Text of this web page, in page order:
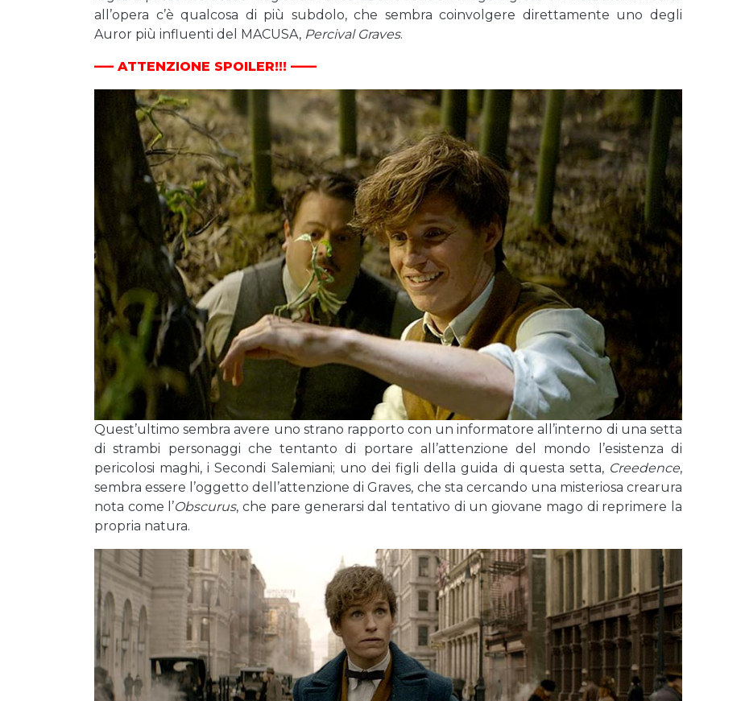
all’opera c’è qualcosa di più subdolo, che sembra coinvolgere direttamente uno degli
Auror più influenti del MACUSA, Percival Graves.
—– ATTENZIONE SPOILER!!! ——
Quest’ultimo sembra avere uno strano rapporto con un informatore all’interno di una setta
di strambi personaggi che tentanto di portare all’attenzione del mondo l’esistenza di
pericolosi maghi, i Secondi Salemiani; uno dei figli della guida di questa setta, Creedence,
sembra essere l’oggetto dell’attenzione di Graves, che sta cercando una misteriosa crearura
nota come l’Obscurus, che pare generarsi dal tentativo di un giovane mago di reprimere la
propria natura.